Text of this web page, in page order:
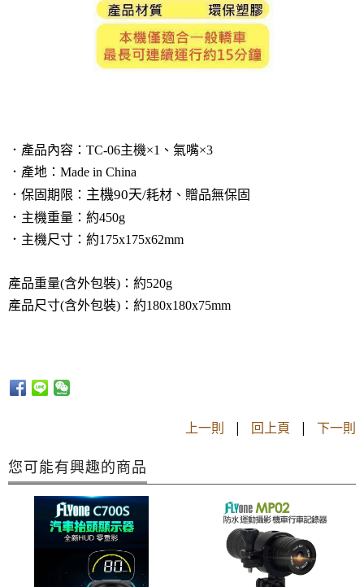
．產品內容：TC-06主機×1 、氣嘴×3
．產地：Made in China
．保固期限： 主機90天/耗材、贈品無保固
．主機重量：約450g
．主機尺寸：約175x175x62mm
產品重量(含外包裝)：約520g
產品尺寸(含外包裝)：約180x180x75mm
上一則 | 回上頁 | 下一則
您可能有興趣的商品